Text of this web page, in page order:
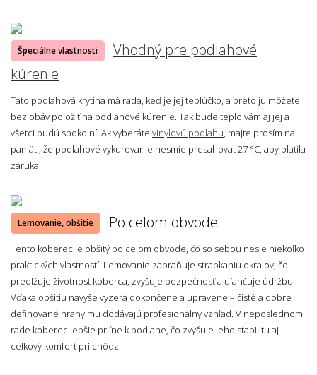
Špeciálne vlastnosti
Vhodný pre podlahové
kúrenie
Táto podlahová krytina má rada, keď je jej teplúčko, a preto ju môžete
bez obáv položiť na podlahové kúrenie. Tak bude teplo vám aj jej a
všetci budú spokojní. Ak vyberáte vinylovú podlahu , majte prosím na
pamäti, že podlahové vykurovanie nesmie presahovať 27 °C, aby platila
záruka.
Lemovanie, obšitie Po celom obvode
Tento koberec je obšitý po celom obvode, čo so sebou nesie niekoľko
praktických vlastností. Lemovanie zabraňuje strapkaniu okrajov, čo
predlžuje životnosť koberca, zvyšuje bezpečnosť a uľahčuje údržbu.
Vďaka obšitiu navyše vyzerá dokončene a upravene – čisté a dobre
definované hrany mu dodávajú profesionálny vzhľad. V neposlednom
rade koberec lepšie priľne k podlahe, čo zvyšuje jeho stabilitu aj
celkový komfort pri chôdzi.